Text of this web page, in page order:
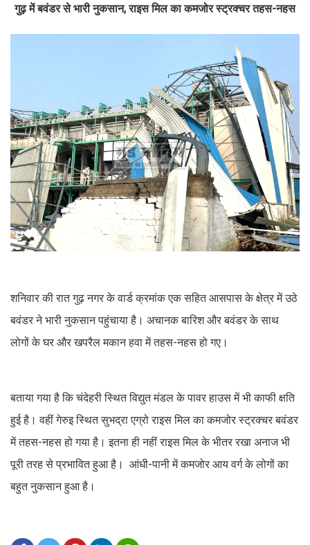
गुढ़ में बवंडर से भारी नुकसान, राइस मिल का कमजोर स्ट्रक्चर तहस-नहस
शनिवार की रात गुढ़ नगर के वार्ड क्रमांक एक सहित आसपास के क्षेत्र में उठे
बवंडर ने भारी नुकसान पहुंचाया है। अचानक बारिश और बवंडर के साथ
लोगों के घर और खपरैल मकान हवा में तहस-नहस हो गए।
बताया गया है कि चंदेहरी स्थित विद्युत मंडल के पावर हाउस में भी काफी क्षति
हुई है। वहीं गेरुइ स्थित सुभद्रा एग्रो राइस मिल का कमजोर स्ट्रक्चर बवंडर
में तहस-नहस हो गया है। इतना ही नहीं राइस मिल के भीतर रखा अनाज भी
पूरी तरह से प्रभावित हुआ है। आंधी-पानी में कमजोर आय वर्ग के लोगों का
बहुत नुकसान हुआ है।